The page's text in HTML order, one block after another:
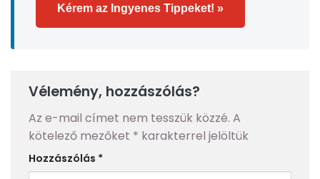
Kérem az Ingyenes Tippeket! »
Vélemény, hozzászólás?
Az e-mail címet nem tesszük közzé. A
kötelező mezőket * karakterrel jelöltük
Hozzászólás *